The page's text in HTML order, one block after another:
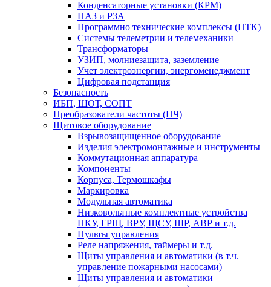
Конденсаторные установки (КРМ)
ПАЗ и РЗА
Программно технические комплексы (ПТК)
Системы телеметрии и телемеханики
Трансформаторы
УЗИП, молниезащита, заземление
Учет электроэнергии, энергоменеджмент
Цифровая подстанция
Безопасность
ИБП, ШОТ, СОПТ
Преобразователи частоты (ПЧ)
Щитовое оборудование
Взрывозащищенное оборудование
Изделия электромонтажные и инструменты
Коммутационная аппаратура
Компоненты
Корпуса, Термошкафы
Маркировка
Модульная автоматика
Низковольтные комплектные устройства
НКУ, ГРЩ, ВРУ, ЩСУ, ШР, АВР и т.д.
Пульты управления
Реле напряжения, таймеры и т.д.
Щиты управления и автоматики (в т.ч.
управление пожарными насосами)
Щиты управления и автоматики